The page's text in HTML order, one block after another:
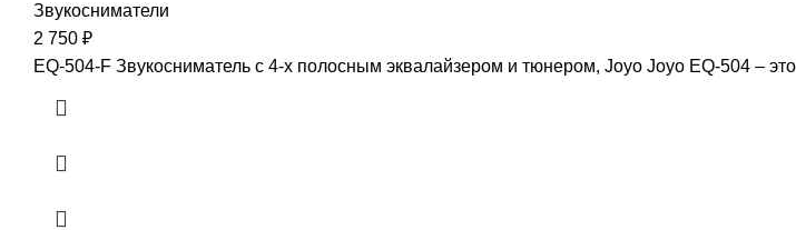
Звукосниматели
2 750 ₽
EQ-504-F Звукосниматель с 4-х полосным эквалайзером и тюнером, Joyo Joyo EQ-504 –